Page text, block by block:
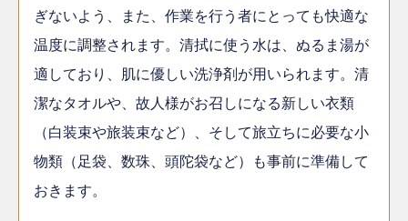
ぎないよう、また、作業を行う者にとっても快適な
温度に調整されます。清拭に使う水は、ぬるま湯が
適しており、肌に優しい洗浄剤が用いられます。清
潔なタオルや、故人様がお召しになる新しい衣類
（白装束や旅装束など）、そして旅立ちに必要な小
物類（足袋、数珠、頭陀袋など）も事前に準備して
おきます。